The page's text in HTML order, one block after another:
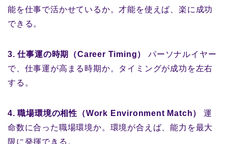
能を仕事で活かせているか。才能を使えば、楽に成功
できる。
3. 仕事運の時期（Career Timing）
パーソナルイヤー
で、仕事運が高まる時期か。タイミングが成功を左右
する。
4. 職場環境の相性（Work Environment Match）
運
命数に合った職場環境か。環境が合えば、能力を最大
限に発揮できる。